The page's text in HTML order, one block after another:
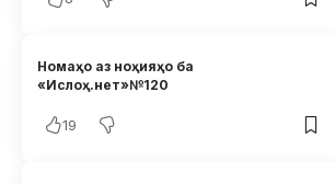
Номаҳо аз ноҳияҳо ба
«Ислоҳ.нет»№120
19